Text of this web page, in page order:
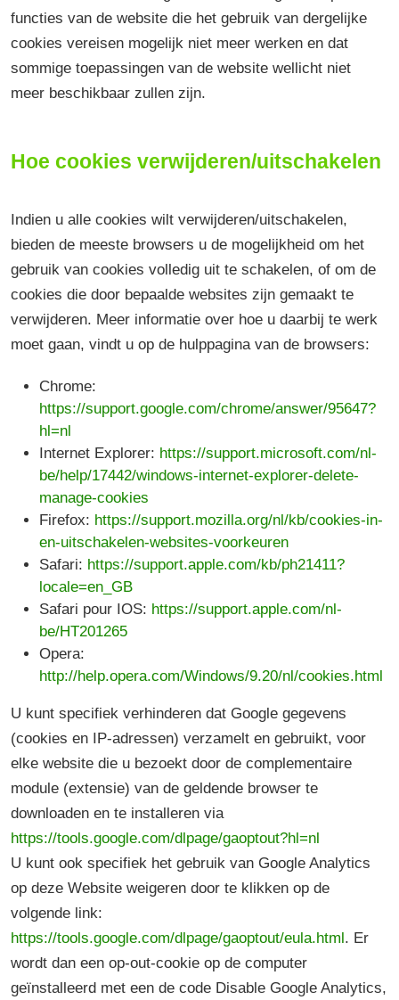
functies van de website die het gebruik van dergelijke
cookies vereisen mogelijk niet meer werken en dat
sommige toepassingen van de website wellicht niet
meer beschikbaar zullen zijn.
Hoe cookies verwijderen/uitschakelen
Indien u alle cookies wilt verwijderen/uitschakelen,
bieden de meeste browsers u de mogelijkheid om het
gebruik van cookies volledig uit te schakelen, of om de
cookies die door bepaalde websites zijn gemaakt te
verwijderen. Meer informatie over hoe u daarbij te werk
moet gaan, vindt u op de hulppagina van de browsers:
Chrome:
https://support.google.com/chrome/answer/95647?
hl=nl
Internet Explorer: https://support.microsoft.com/nl-
be/help/17442/windows-internet-explorer-delete-
manage-cookies
Firefox: https://support.mozilla.org/nl/kb/cookies-in-
en-uitschakelen-websites-voorkeuren
Safari: https://support.apple.com/kb/ph21411?
locale=en_GB
Safari pour IOS: https://support.apple.com/nl-
be/HT201265
Opera:
http://help.opera.com/Windows/9.20/nl/cookies.html
U kunt specifiek verhinderen dat Google gegevens
(cookies en IP-adressen) verzamelt en gebruikt, voor
elke website die u bezoekt door de complementaire
module (extensie) van de geldende browser te
downloaden en te installeren via
https://tools.google.com/dlpage/gaoptout?hl=nl
U kunt ook specifiek het gebruik van Google Analytics
op deze Website weigeren door te klikken op de
volgende link:
https://tools.google.com/dlpage/gaoptout/eula.html. Er
wordt dan een op-out-cookie op de computer
geïnstalleerd met een de code Disable Google Analytics,